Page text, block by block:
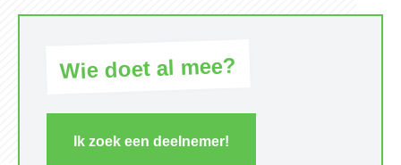
Wie doet al mee?
Ik zoek een deelnemer!